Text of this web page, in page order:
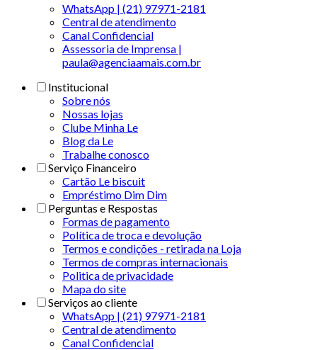
WhatsApp | (21) 97971-2181
Central de atendimento
Canal Confidencial
Assessoria de Imprensa |
paula@agenciaamais.com.br
Institucional
Sobre nós
Nossas lojas
Clube Minha Le
Blog da Le
Trabalhe conosco
Serviço Financeiro
Cartão Le biscuit
Empréstimo Dim Dim
Perguntas e Respostas
Formas de pagamento
Política de troca e devolução
Termos e condições - retirada na Loja
Termos de compras internacionais
Politica de privacidade
Mapa do site
Serviços ao cliente
WhatsApp | (21) 97971-2181
Central de atendimento
Canal Confidencial